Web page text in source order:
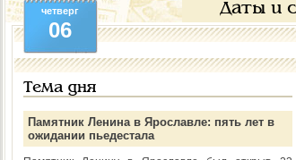
Даты и
четверг
06
Тема дня
Памятник Ленина в Ярославле: пять лет в
ожидании пьедестала